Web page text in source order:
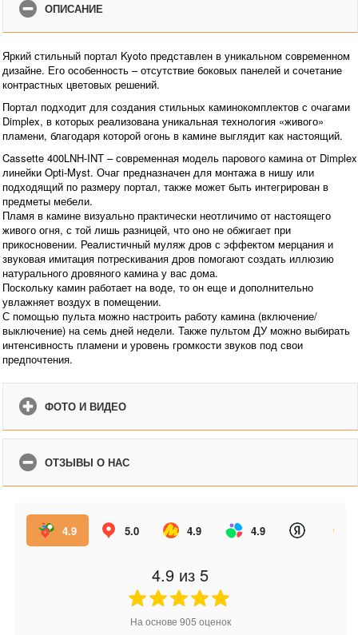
ОПИСАНИЕ
Яркий стильный портал Kyoto представлен в уникальном современном
дизайне. Его особенность – отсутствие боковых панелей и сочетание
контрастных цветовых решений.
Портал подходит для создания стильных каминокомплектов с очагами
Dimplex, в которых реализована уникальная технология «живого»
пламени, благодаря которой огонь в камине выглядит как настоящий.
Cassette 400LNH-INT – современная модель парового камина от Dimplex
линейки Opti-Myst. Очаг предназначен для монтажа в нишу или
подходящий по размеру портал, также может быть интегрирован в
предметы мебели.
Пламя в камине визуально практически неотличимо от настоящего
живого огня, с той лишь разницей, что оно не обжигает при
прикосновении. Реалистичный муляж дров с эффектом мерцания и
звуковая имитация потрескивания дров помогают создать иллюзию
натурального дровяного камина у вас дома.
Поскольку камин работает на воде, то он еще и дополнительно
увлажняет воздух в помещении.
С помощью пульта можно настроить работу камина (включение/
выключение) на семь дней недели. Также пультом ДУ можно выбирать
интенсивность пламени и уровень громкости звуков под свои
предпочтения.
ФОТО И ВИДЕО
ОТЗЫВЫ О НАС
4.9 5.0 4.9 4.9
4.9 из 5
На основе 905 оценок